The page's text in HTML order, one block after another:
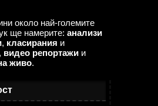
около най-големите
ще намерите: анализи
, класирания и
, видео репортажи и
живо.